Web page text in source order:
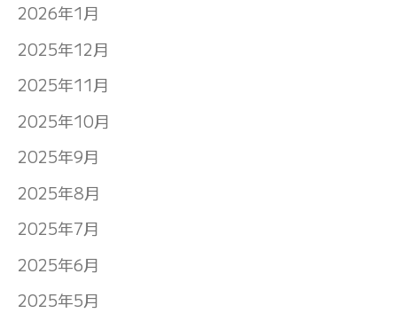
2026年1月
2025年12月
2025年11月
2025年10月
2025年9月
2025年8月
2025年7月
2025年6月
2025年5月